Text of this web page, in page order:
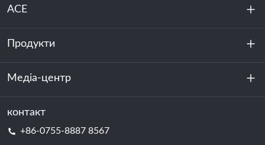
ACE
Про нас
Стійкість
Продукти
Зберігання енергії
Центр обробки даних та серверна кімната
Медіа-центр
Новини
контакт
+86-0755-8887 8567